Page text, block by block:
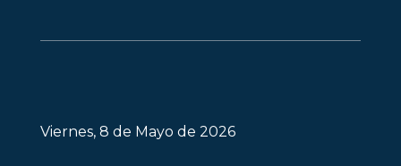
Viernes, 8 de Mayo de 2026